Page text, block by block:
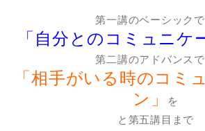
第一講のベーシック
「自分とのコミュニケ
第二講のアドバンス
「相手がいる時のコミ
ン」
を
と第五講目まで